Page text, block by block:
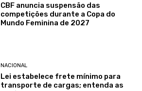
CBF anuncia suspensão das
competições durante a Copa do
Mundo Feminina de 2027
NACIONAL
Lei estabelece frete mínimo para
transporte de cargas; entenda as